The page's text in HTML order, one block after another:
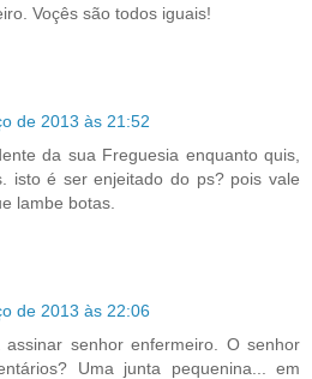
Voçês são todos iguais!
de 2013 às 21:52
da sua Freguesia enquanto quis,
isto é ser enjeitado do ps? pois vale
lambe botas.
de 2013 às 22:06
senhor enfermeiro. O senhor
Uma junta pequenina... em